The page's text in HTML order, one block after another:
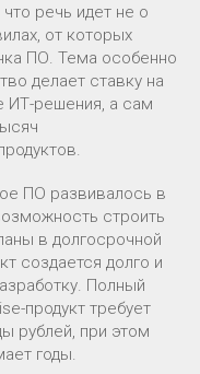
речь идет не о
от которых
ПО. Тема особенно
делает ставку на
ИТ-решения, а сам
ПО развивалось в
строить
в долгосрочной
создается долго и
Полный
продукт требует
рублей, при этом
годы.